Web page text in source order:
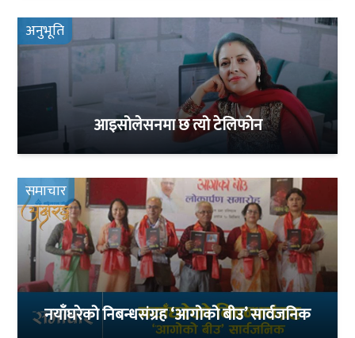
अनुभूति
आइसोलेसनमा छ त्यो टेलिफोन
समाचार
नयाँघरेको निबन्धसंग्रह ‘आगोको बीउ’ सार्वजनिक